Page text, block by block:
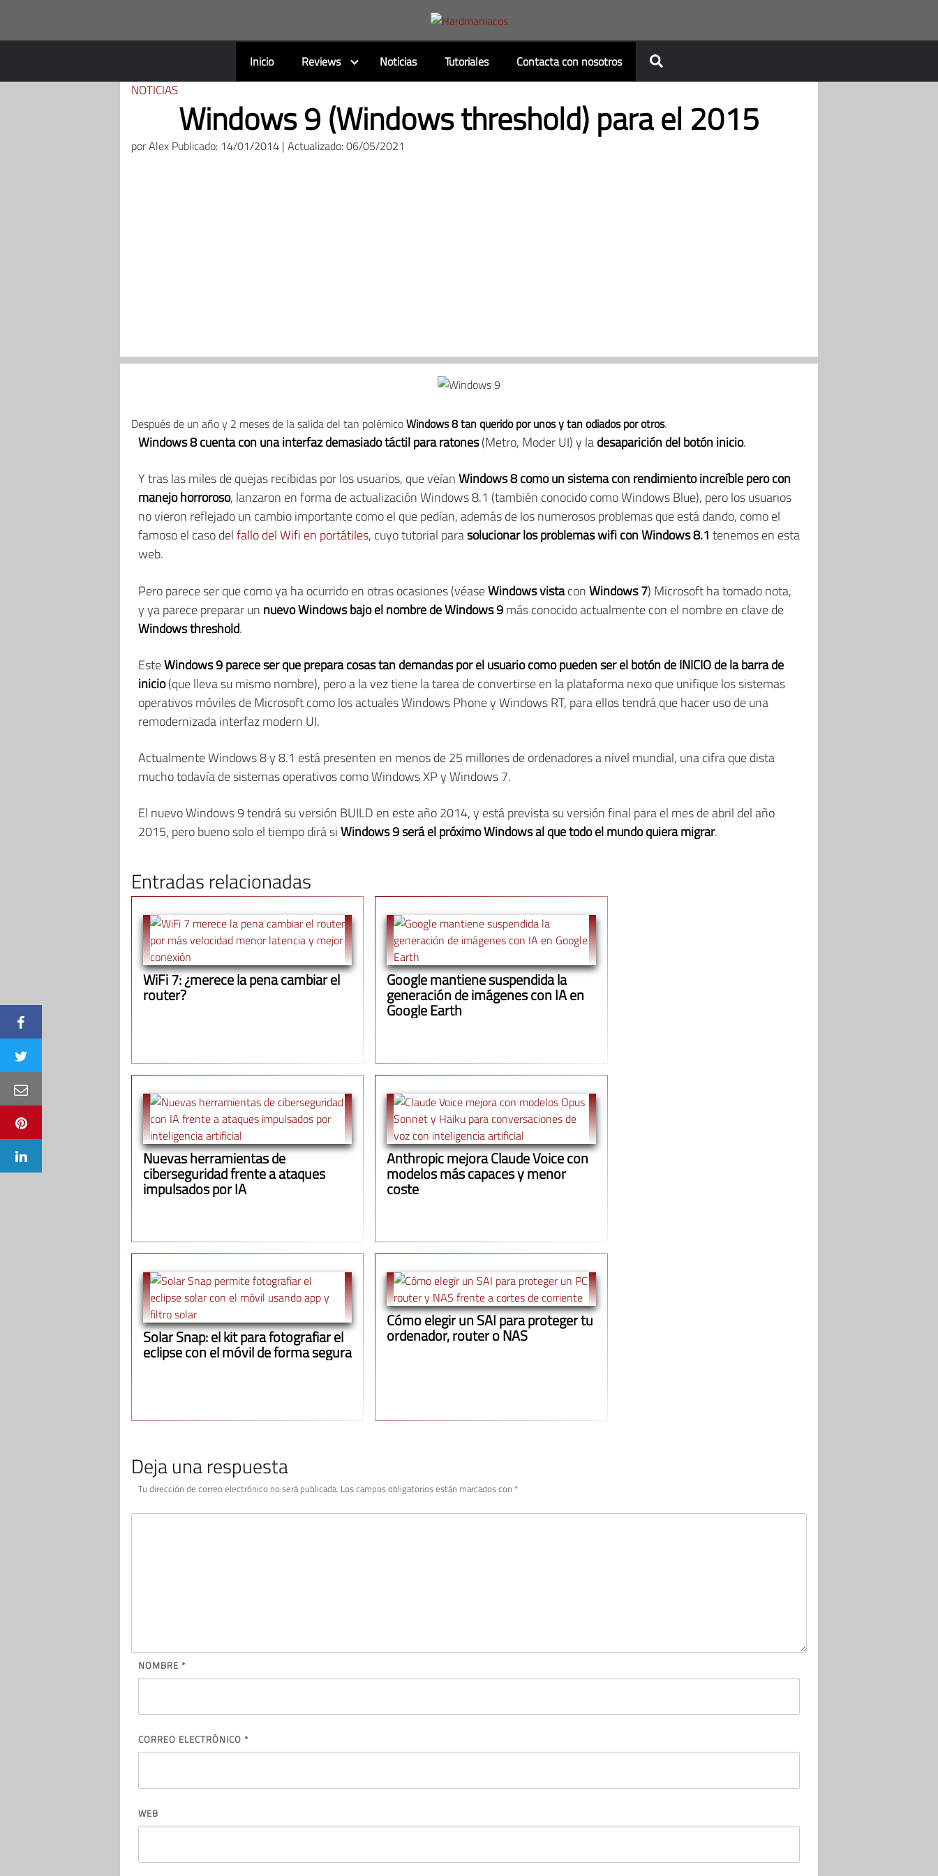
contenido
Inicio
Reviews Noticias Tutoriales Contacta con nosotros
NOTICIAS
Windows 9 (Windows threshold) para el 2015
porAlex Publicado: 14/01/2014 | Actualizado: 06/05/2021
Después de un año y 2 meses de la salida del tan polémicoWindows 8 tan querido por unos y tan odiados por otros.
Windows 8 cuenta con una interfaz demasiado táctil para ratones(Metro, Moder UI) y ladesaparición del botón inicio.
Y tras las miles de quejas recibidas por los usuarios, que veíanWindows 8 como un sistema con rendimiento increíble pero con
manejo horroroso, lanzaron en forma de actualización Windows 8.1 (también conocido como Windows Blue), pero los usuarios
no vieron reflejado un cambio importante como el que pedían, además de los numerosos problemas que está dando, como el
famoso el caso delfallo del Wifi en portátiles, cuyo tutorial parasolucionar los problemas wifi con Windows 8.1 tenemos en esta
web.
Pero parece ser que como ya ha ocurrido en otras ocasiones (véaseWindows vistaconWindows 7) Microsoft ha tomado nota,
y ya parece preparar un nuevo Windows bajo el nombre de Windows 9más conocido actualmente con el nombre en clave de
Windows threshold.
EsteWindows 9 parece ser que prepara cosas tan demandas por el usuario como pueden ser el botón de INICIO de la barra de
inicio(que lleva su mismo nombre), pero a la vez tiene la tarea de convertirse en la plataforma nexo que unifique los sistemas
operativos móviles de Microsoft como los actuales Windows Phone y Windows RT, para ellos tendrá que hacer uso de una
remodernizada interfaz modern UI.
Actualmente Windows 8 y 8.1 está presenten en menos de 25 millones de ordenadores a nivel mundial, una cifra que dista
mucho todavía de sistemas operativos como Windows XP y Windows 7.
El nuevo Windows 9 tendrá su versión BUILD en este año 2014, y está prevista su versión final para el mes de abril del año
2015, pero bueno solo el tiempo dirá siWindows 9 será el próximo Windows al que todo el mundo quiera migrar.
Entradas relacionadas
WiFi 7: ¿merece la pena cambiar el
router?
Google mantiene suspendida la
generación de imágenes con IA en
Google Earth
Nuevas herramientas de
ciberseguridad frente a ataques
impulsados por IA
Anthropic mejora Claude Voice con
modelos más capaces y menor
coste
Solar Snap: el kit para fotografiar el
eclipse con el móvil de forma segura
Cómo elegir un SAI para proteger tu
ordenador, router o NAS
Deja una respuesta
Tu dirección de correo electrónico no será publicada. Los campos obligatorios están marcados con *
NOMBRE *
CORREO ELECTRÓNICO *
WEB